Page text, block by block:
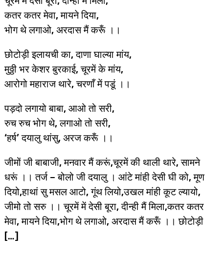
कतर कतर मेवा, मायने दिया,
भोग थे लगाओ, अरदास मैं करूँ ।।
छोटोड़ी इलायची का, दाणा घाल्या मांय,
मुठ्ठी भर केशर बुरकाई, चूरमें के मांय,
आरोगो महाराज थारे, चरणाँ में पडूं ।।
पड़दो लगायो बाबा, आओ तो सरी,
रुच रुच भोग थे, लगाओ तो सरी,
‘हर्ष’ दयालु थांसु, अरज करूँ ।।
जीमों जी बाबाजी, मनवार मैं करूं,चूरमें की थाली थारे, सामने
धरूं ।। तर्ज – बोलो जी दयालु । आंटे मांही देसी घी को, मूण
दियो,हाथां सु मसल आटो, गूंथ लियो,उखल मांही कूट ल्यायो,
जीमो तो सरु ।। चूरमें में देसी बूरा, दीन्ही मैं मिला,कतर कतर
मेवा, मायने दिया,भोग थे लगाओ, अरदास मैं करूँ ।। छोटोड़ी
[…]